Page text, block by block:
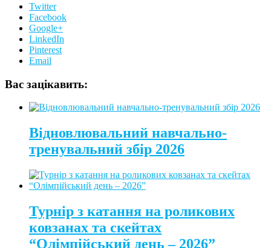
Twitter
Facebook
Google+
LinkedIn
Pinterest
Email
Вас зацікавить:
Відновлювальний навчально-
тренувальний збір 2026
Турнір з катання на роликових
ковзанах та скейтах
“Олімпійський день – 2026”